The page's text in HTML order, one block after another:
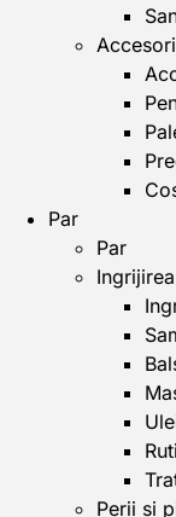
Par
Par
Perii si